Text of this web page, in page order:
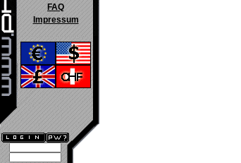
FAQ
Impressum